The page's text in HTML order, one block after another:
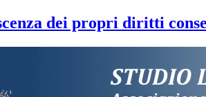
dei propri diritti